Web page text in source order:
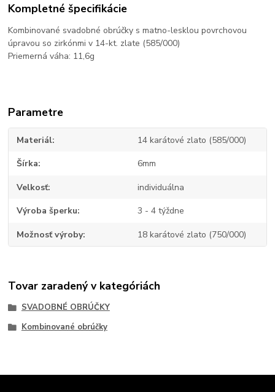
Kompletné špecifikácie
Kombinované svadobné obrúčky s matno-lesklou povrchovou
úpravou so zirkónmi v 14-kt. zlate (585/000)
Priemerná váha: 11,6g
Parametre
Materiál 14 karátové zlato (585/000)
Šírka 6mm
Velkosť individuálna
Výroba šperku 3 - 4 týždne
Možnosť výroby 18 karátové zlato (750/000)
Tovar zaradený v kategóriách
SVADOBNÉ OBRÚČKY
Kombinované obrúčky